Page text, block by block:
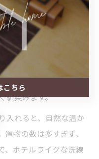
せるには、置物選び
に統一感を持たせるた
と揃えたアイテムを選
ラミック製の花瓶、シ
リッシュなトレーなど
馴染みます。
入れると、自然な温か
物の数は多すぎず、
、ホテルライクな洗練
ちら
こちら